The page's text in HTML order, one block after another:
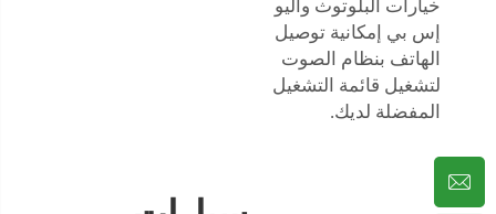
خيارات البلوتوث واليو
إس بي إمكانية توصيل
الهاتف بنظام الصوت
لتشغيل قائمة التشغيل
المفضلة لديك.